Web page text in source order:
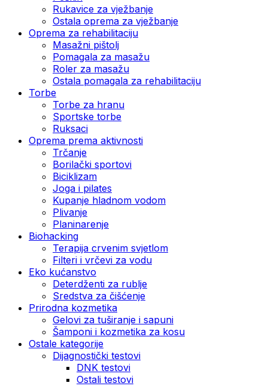
Rukavice za vježbanje
Ostala oprema za vježbanje
Oprema za rehabilitaciju
Masažni pištolj
Pomagala za masažu
Roler za masažu
Ostala pomagala za rehabilitaciju
Torbe
Torbe za hranu
Sportske torbe
Ruksaci
Oprema prema aktivnosti
Trčanje
Borilački sportovi
Biciklizam
Joga i pilates
Kupanje hladnom vodom
Plivanje
Planinarenje
Biohacking
Terapija crvenim svjetlom
Filteri i vrčevi za vodu
Eko kućanstvo
Deterdženti za rublje
Sredstva za čišćenje
Prirodna kozmetika
Gelovi za tuširanje i sapuni
Šamponi i kozmetika za kosu
Ostale kategorije
Dijagnostički testovi
DNK testovi
Ostali testovi